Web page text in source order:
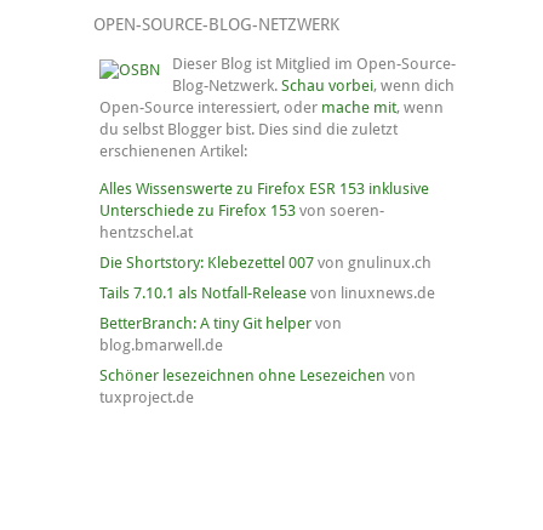
OPEN-SOURCE-BLOG-NETZWERK
Dieser Blog ist Mitglied im Open-Source-
Blog-Netzwerk. Schau vorbei, wenn dich
Open-Source interessiert, oder mache mit, wenn
du selbst Blogger bist. Dies sind die zuletzt
erschienenen Artikel:
Alles Wissenswerte zu Firefox ESR 153 inklusive
Unterschiede zu Firefox 153von soeren-
hentzschel.at
Die Shortstory: Klebezettel 007von gnulinux.ch
Tails 7.10.1 als Notfall-Releasevon linuxnews.de
BetterBranch: A tiny Git helpervon
blog.bmarwell.de
Schöner lesezeichnen ohne Lesezeichen von
tuxproject.de